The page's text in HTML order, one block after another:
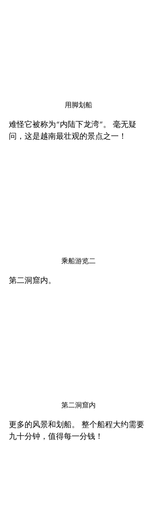
用脚划船
难怪它被称为“内陆下龙湾”。 毫无疑
问，这是越南最壮观的景点之一！
乘船游览二
第二洞窟内。
第二洞窟内
更多的风景和划船。 整个船程大约需要
九十分钟，值得每一分钱！